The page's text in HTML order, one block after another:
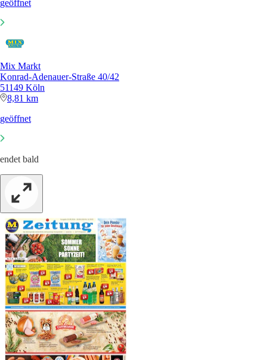
geöffnet
Mix Markt
Konrad-Adenauer-Straße 40/42
51149 Köln
8,81 km
geöffnet
endet bald